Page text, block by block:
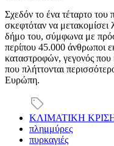
Σχεδόν το ένα τέταρτο του
σκεφτόταν να
δήμο του, σύμφωνα με
περίπου 45.000 άνθρωποι
καταστροφών, γεγονός που
που πλήττονται
Ευρώπη.
ΚΛΙΜΑΤΙΚΗ
πλημμύρες
πυρκαγιές